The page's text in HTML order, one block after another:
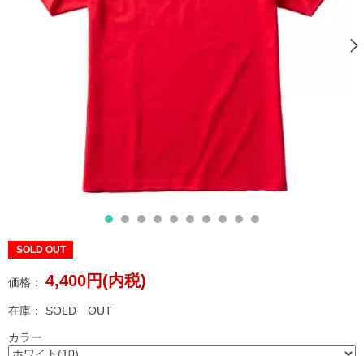
SOLD OUT
価格： 4,400円(内税)
在庫： SOLD OUT
カラー